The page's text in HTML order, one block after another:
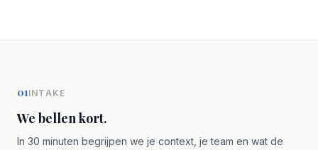
01INTAKE
We bellen kort.
In 30 minuten begrijpen we je context, je team en wat de